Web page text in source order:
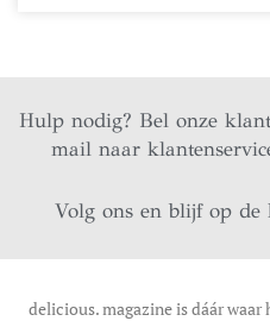
Hulp nodig? Bel onze
mail naar
Volg ons en blijf op de
delicious. magazine is dáár